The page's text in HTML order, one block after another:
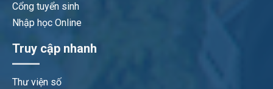
Cổng tuyển sinh
Nhập học Online
Truy cập nhanh
Thư viện số